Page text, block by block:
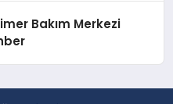
Bakım Merkezi